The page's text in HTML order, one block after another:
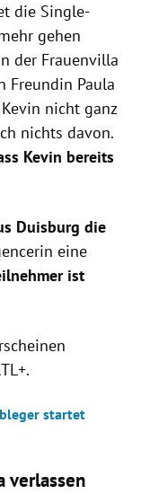
die Single-
gehen
der Frauenvilla
Freundin Paula
nicht ganz
nichts davon.
Kevin bereits
Duisburg die
eine
ist
startet
verlassen